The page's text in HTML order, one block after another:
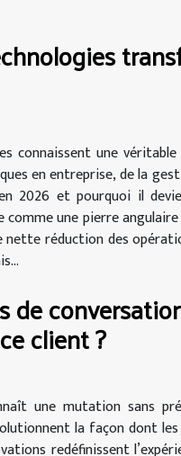
connaissent une
en entreprise, de la
2026 et pourquoi il
comme une pierre
réduction des
de
client ?
une mutation sans
la façon dont
redéfinissent